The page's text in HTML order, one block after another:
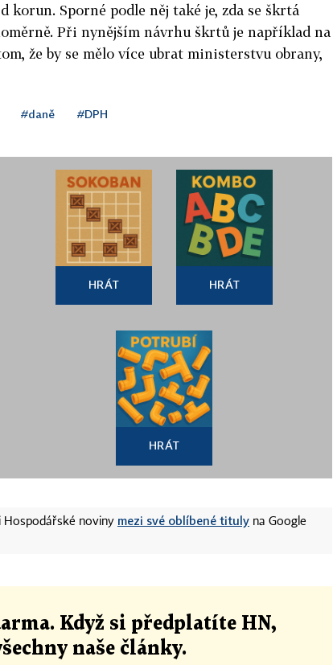
Sporné podle něj také je, zda se škrtá
Při nynějším návrhu škrtů je například na
že by se mělo více ubrat ministerstvu obrany,
#daně #DPH
HRÁT HRÁT
HRÁT
Hospodářské noviny mezi své oblíbené tituly na Google
Když si předplatíte HN,
naše články.